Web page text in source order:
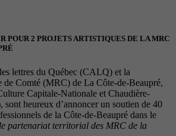
POUR 2 PROJETS ARTISTIQUES DE LA MRC
lettres du Québec (CALQ) et la
Comté (MRC) de La Côte-de-Beaupré,
Capitale-Nationale et Chaudière-
heureux d’annoncer un soutien de 40
de la Côte-de-Beaupré dans le
partenariat territorial des MRC de la